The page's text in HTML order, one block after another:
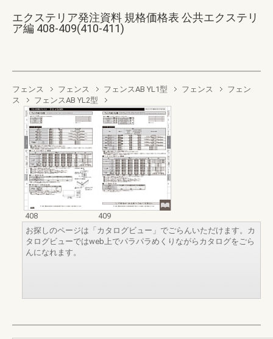
エクステリア発注資料 規格価格表 公共エクステリ
ア編 408-409(410-411)
フェンス フェンス フェンスAB YL1型 フェンス
フェン
ス
フェンスAB YL2型
408
409
お探しのページは「カタログビュー」でごらんいただけます。カ
タログビューではweb上でパラパラめくりながらカタログをごら
んになれます。